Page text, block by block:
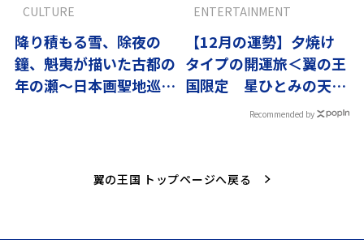
降り積もる雪、除夜の
鐘、魁夷が描いた古都の
年の瀬～日本画聖地巡礼
CULTURE
【12月の運勢】夕焼け
タイプの開運旅＜翼の王
国限定 星ひとみの天星
ENTERTAINMENT
Recommended by
翼の王国 トップページへ戻る